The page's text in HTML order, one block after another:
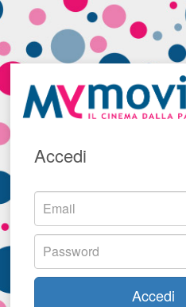
Accedi
Accedi